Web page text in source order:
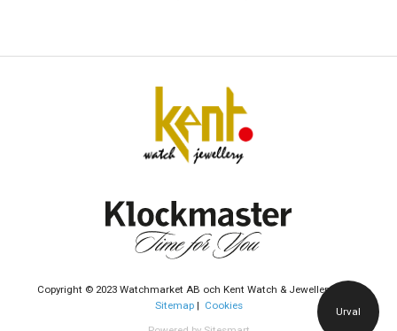
Urval
Copyright © 2023 Watchmarket AB och Kent Watch & Jewellery AB |
Sitemap| Cookies